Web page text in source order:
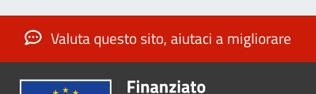
Valuta questo sito, aiutaci a migliorare